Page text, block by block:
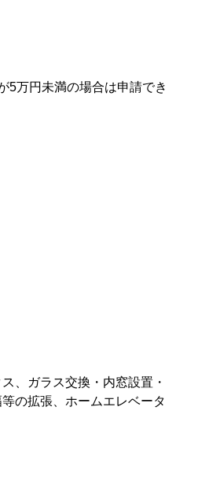
5万円未満の場合は申請でき
、ガラス交換・内窓設置・
の拡張、ホームエレベータ